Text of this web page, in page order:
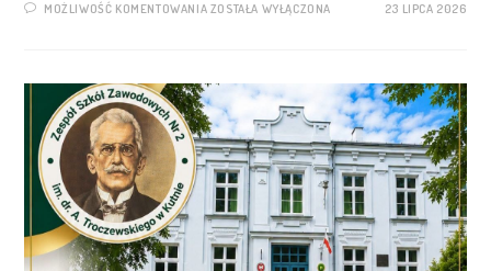
MOŻLIWOŚĆ KOMENTOWANIA ZOSTAŁA WYŁĄCZONA 23 LIPCA 2026